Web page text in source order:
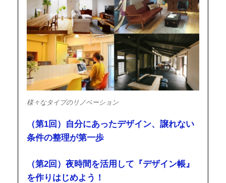
様々なタイプのリノベーション
（第1回）自分にあったデザイン、譲れない
条件の整理が第一歩
（第2回）夜時間を活用して『デザイン帳』
を作りはじめよう！